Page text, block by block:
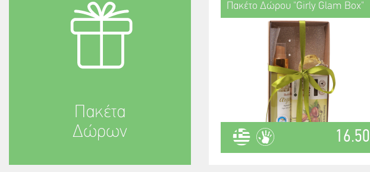
Πακέτα
Δώρων
Πακέτο Δώρου "Girly Glam Box"
16.50